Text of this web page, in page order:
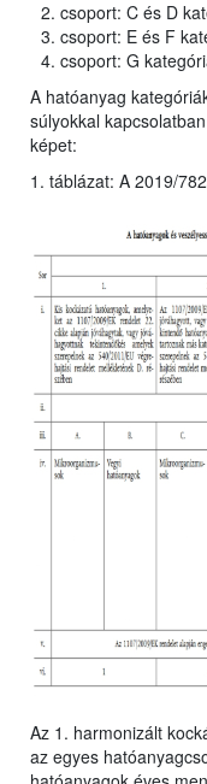
csoport: C és D
csoport: E és F
csoport: G
A hatóanyag
súlyokkal
képet:
1. táblázat: A 2019/
Az 1. harmonizált
az egyes